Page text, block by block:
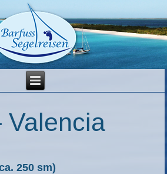
Valencia
250 sm)